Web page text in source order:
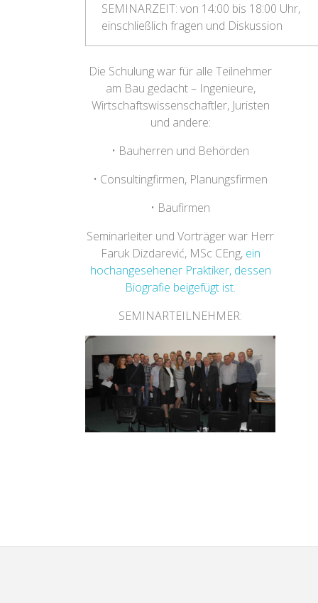
SEMINARZEIT: von 14:00 bis 18:00 Uhr,
einschließlich fragen und Diskussion
Die Schulung war für alle Teilnehmer
am Bau gedacht – Ingenieure,
Wirtschaftswissenschaftler, Juristen
und andere:
• Bauherren und Behörden
• Consultingfirmen, Planungsfirmen
• Baufirmen
Seminarleiter und Vorträger war Herr
Faruk Dizdarević, MSc CEng, ein
hochangesehener Praktiker, dessen
Biografie beigefügt ist.
SEMINARTEILNEHMER: